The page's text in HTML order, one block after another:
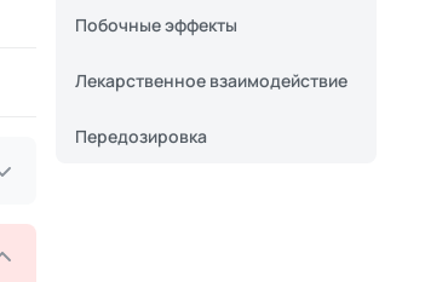
Побочные эффекты
Лекарственное взаимодействие
Передозировка